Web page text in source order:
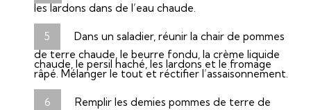
les lardons dans de l’eau chaude.
Dans un saladier, réunir la chair de pommes
de terre chaude, le beurre fondu, la crème liquide
chaude, le persil haché, les lardons et le fromage
râpé. Mélanger le tout et réctifier l’assaisonnement.
Remplir les demies pommes de terre de